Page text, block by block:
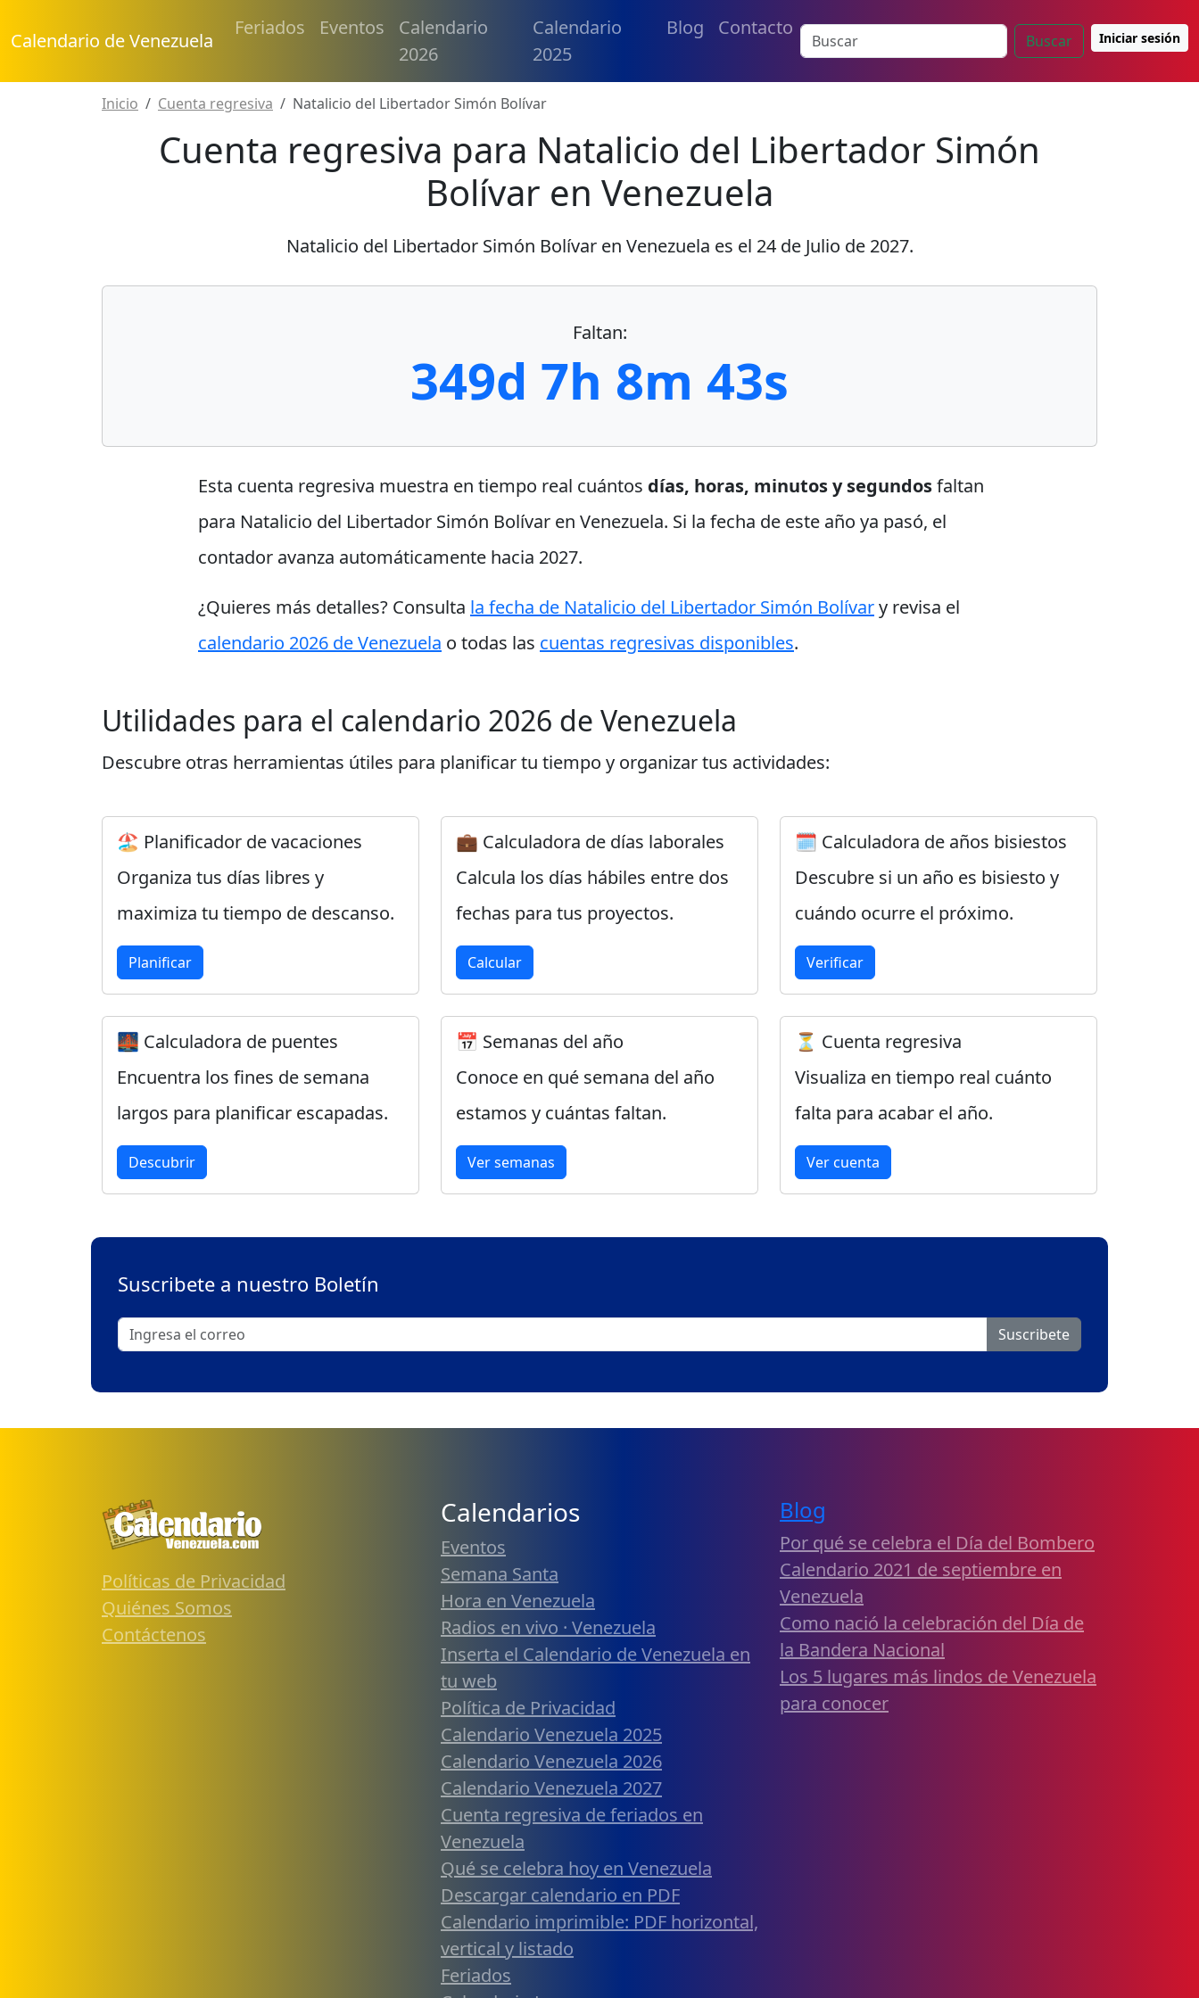
Calendario de Venezuela
Feriados Eventos
Calendario
2026
Calendario
2025
Blog Contacto
Buscar Iniciar sesión
Inicio Cuenta regresiva Natalicio del Libertador Simón Bolívar
Cuenta regresiva para Natalicio del Libertador Simón
Bolívar en Venezuela
Natalicio del Libertador Simón Bolívar en Venezuela es el 24 de Julio de 2027.
Faltan:
349d 7h 8m 42s
Esta cuenta regresiva muestra en tiempo real cuántos días, horas, minutos y segundosfaltan
para Natalicio del Libertador Simón Bolívar en Venezuela. Si la fecha de este año ya pasó, el
contador avanza automáticamente hacia 2027.
¿Quieres más detalles? Consulta la fecha de Natalicio del Libertador Simón Bolívary revisa el
calendario 2026 de Venezuela o todas las cuentas regresivas disponibles.
Utilidades para el calendario 2026 de Venezuela
Descubre otras herramientas útiles para planificar tu tiempo y organizar tus actividades:
🏖️ Planificador de vacaciones
Organiza tus días libres y
maximiza tu tiempo de descanso.
Planificar
💼 Calculadora de días laborales
Calcula los días hábiles entre dos
fechas para tus proyectos.
Calcular
🗓️ Calculadora de años bisiestos
Descubre si un año es bisiesto y
cuándo ocurre el próximo.
Verificar
🌉 Calculadora de puentes
Encuentra los fines de semana
largos para planificar escapadas.
Descubrir
📅 Semanas del año
Conoce en qué semana del año
estamos y cuántas faltan.
Ver semanas
⏳ Cuenta regresiva
Visualiza en tiempo real cuánto
falta para acabar el año.
Ver cuenta
Suscribete a nuestro Boletín
Suscribete
Políticas de Privacidad
Quiénes Somos
Contáctenos
Calendarios
Eventos
Semana Santa
Hora en Venezuela
Radios en vivo · Venezuela
Inserta el Calendario de Venezuela en
tu web
Política de Privacidad
Calendario Venezuela 2025
Calendario Venezuela 2026
Calendario Venezuela 2027
Cuenta regresiva de feriados en
Venezuela
Qué se celebra hoy en Venezuela
Descargar calendario en PDF
Calendario imprimible: PDF horizontal,
vertical y listado
Feriados
Blog
Por qué se celebra el Día del Bombero
Calendario 2021 de septiembre en
Venezuela
Como nació la celebración del Día de
la Bandera Nacional
Los 5 lugares más lindos de Venezuela
para conocer